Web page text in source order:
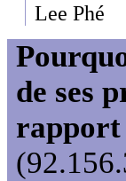
Lee Phé
de ses
rapport